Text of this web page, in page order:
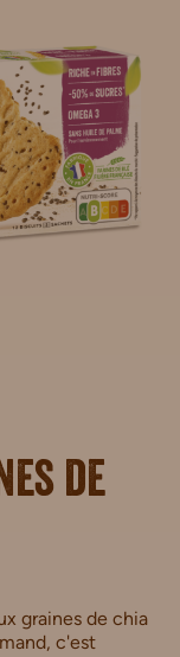
de
graines de chia
c'est